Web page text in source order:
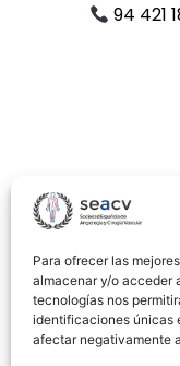
Para ofrecer las
almacenar y/o acceder
tecnologías nos
identificaciones únicas
afectar negativamente
94 421